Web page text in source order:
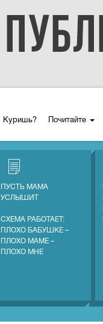
Куришь? Почитайте
ПУСТЬ МАМА
УСЛЫШИТ
СХЕМА РАБОТАЕТ:
ПЛОХО БАБУШКЕ –
ПЛОХО МАМЕ –
ПЛОХО МНЕ